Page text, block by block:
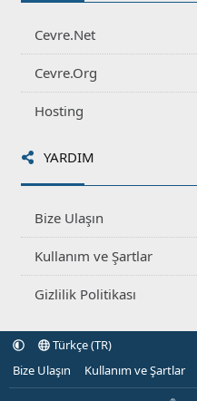
Cevre.Net
Cevre.Org
Hosting
YARDIM
Bize Ulaşın
Kullanım ve Şartlar
Gizlilik Politikası
Türkçe (TR)
Bize Ulaşın
Kullanım ve Şartlar